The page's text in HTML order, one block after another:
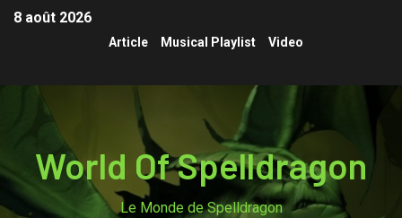
8 août 2026
Article Musical Playlist Video
World Of Spelldragon
Le Monde de Spelldragon